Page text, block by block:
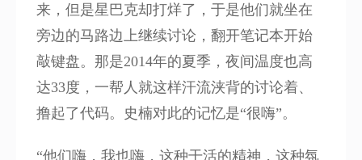
来，但是星巴克却打烊了，于是他们就坐在
旁边的马路边上继续讨论，翻开笔记本开始
敲键盘。那是2014年的夏季，夜间温度也高
达33度，一帮人就这样汗流浃背的讨论着、
撸起了代码。史楠对此的记忆是“很嗨”。
“他们嗨，我也嗨，这种干活的精神，这种氛